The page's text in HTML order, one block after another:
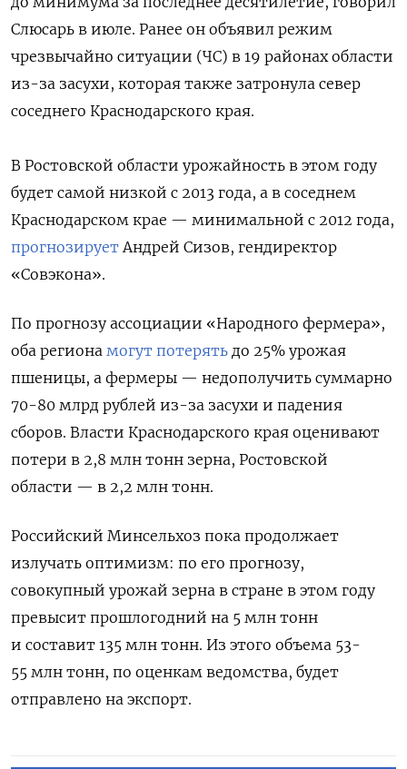
Слюсарь в июле. Ранее он объявил режим
чрезвычайно ситуации (ЧС) в 19 районах области
из-за засухи, которая также затронула север
соседнего Краснодарского края.
В Ростовской области урожайность в этом году
будет самой низкой с 2013 года, а в соседнем
Краснодарском крае — минимальной с 2012 года,
прогнозирует Андрей Сизов, гендиректор
«Совэкона».
По прогнозу ассоциации «Народного фермера»,
оба региона могут потерять до 25% урожая
пшеницы, а фермеры — недополучить суммарно
70-80 млрд рублей из-за засухи и падения
сборов. Власти Краснодарского края оценивают
потери в 2,8 млн тонн зерна, Ростовской
области — в 2,2 млн тонн.
Российский Минсельхоз пока продолжает
излучать оптимизм: по его прогнозу,
совокупный урожай зерна в стране в этом году
превысит прошлогодний на 5 млн тонн
и составит 135 млн тонн. Из этого объема 53-
55 млн тонн, по оценкам ведомства, будет
отправлено на экспорт.